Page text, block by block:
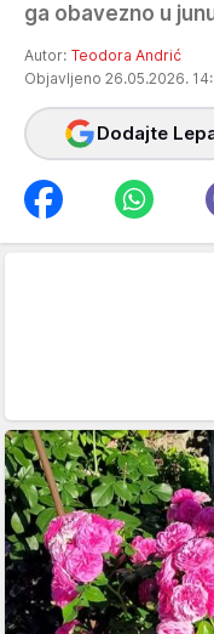
ga obavezno u
Autor: Teodora Andrić
Objavljeno 26.05.2026.
Dodajte